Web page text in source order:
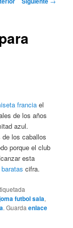
francia el
de los años
azul.
los caballos
porque el club
esta
cifra.
futbol sala,
. Guardaenlace